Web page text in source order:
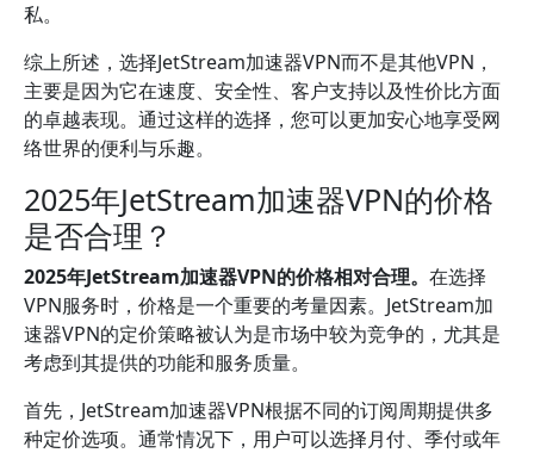
私。
综上所述，选择JetStream加速器VPN而不是其他VPN，
主要是因为它在速度、安全性、客户支持以及性价比方面
的卓越表现。通过这样的选择，您可以更加安心地享受网
络世界的便利与乐趣。
2025年JetStream加速器VPN的价格
是否合理？
2025年JetStream加速器VPN的价格相对合理。 在选择
VPN服务时，价格是一个重要的考量因素。JetStream加
速器VPN的定价策略被认为是市场中较为竞争的，尤其是
考虑到其提供的功能和服务质量。
首先，JetStream加速器VPN根据不同的订阅周期提供多
种定价选项。通常情况下，用户可以选择月付、季付或年